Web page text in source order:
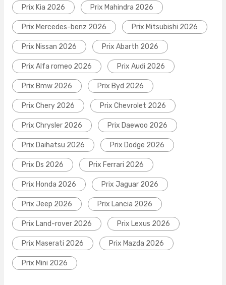
Prix Kia 2026 Prix Mahindra 2026
Prix Mercedes-benz 2026 Prix Mitsubishi 2026
Prix Nissan 2026 Prix Abarth 2026
Prix Alfa romeo 2026 Prix Audi 2026
Prix Bmw 2026 Prix Byd 2026
Prix Chery 2026 Prix Chevrolet 2026
Prix Chrysler 2026 Prix Daewoo 2026
Prix Daihatsu 2026 Prix Dodge 2026
Prix Ds 2026 Prix Ferrari 2026
Prix Honda 2026 Prix Jaguar 2026
Prix Jeep 2026 Prix Lancia 2026
Prix Land-rover 2026 Prix Lexus 2026
Prix Maserati 2026 Prix Mazda 2026
Prix Mini 2026